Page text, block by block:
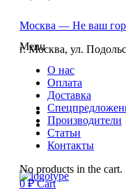
Menu
О нас
Оплата
Доставка
Производители
Статьи
Контакты
No products in the cart.
0₽ Cart
Москва — Не ваш
г. Москва, ул.